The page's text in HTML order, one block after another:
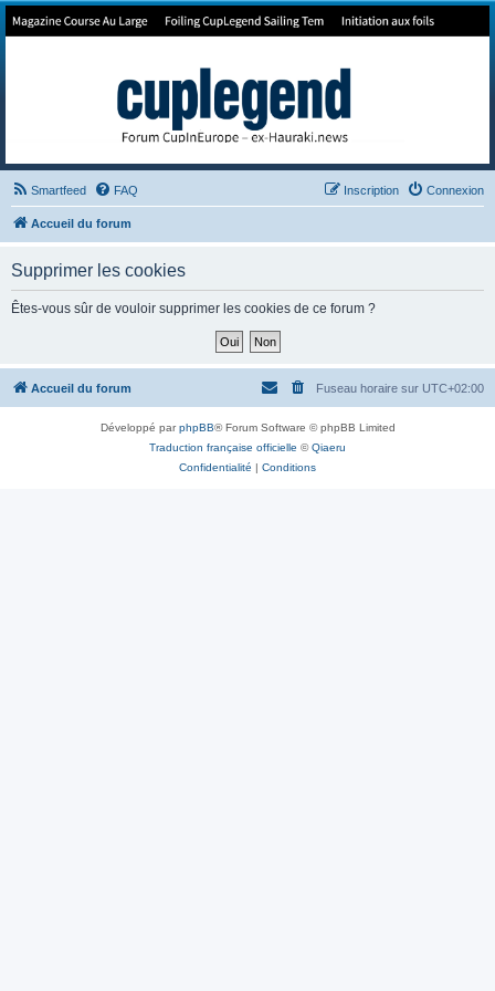
Forum de Cup In Europe
Smartfeed FAQ Connexion
Inscription
Accueil du forum
Supprimer les cookies
Êtes-vous sûr de vouloir supprimer les cookies de ce forum ?
Accueil du forum Fuseau horaire sur UTC+02:00
Développé parphpBB® Forum Software © phpBB Limited
Traduction française officielle ©Qiaeru
Confidentialité
Conditions